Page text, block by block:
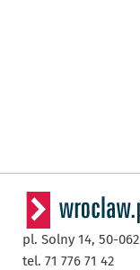
pl. Solny 14, 50-062
tel. 71 776 71 42